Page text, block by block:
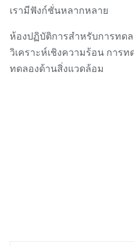
เรามีฟังก์ชั่นหลากหลาย
ห้องปฏิบัติการสำหรับการทด
วิเคราะห์เชิงความร้อน การ
ทดลองด้านสิ่งแวดล้อม